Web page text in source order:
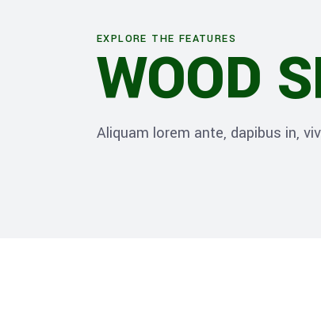
EXPLORE THE FEATURES
WOOD
Aliquam lorem ante, dapibus in,